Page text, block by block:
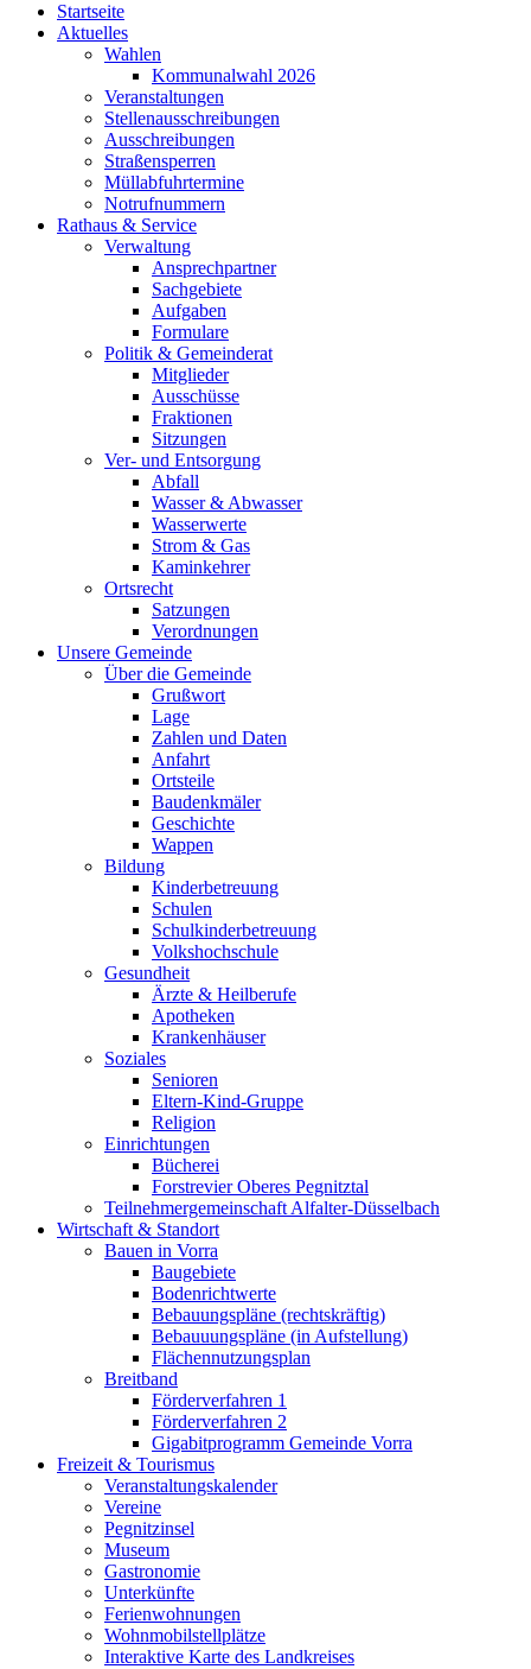
Startseite
Aktuelles
Wahlen
Kommunalwahl 2026
Veranstaltungen
Stellenausschreibungen
Ausschreibungen
Straßensperren
Müllabfuhrtermine
Notrufnummern
Rathaus & Service
Verwaltung
Ansprechpartner
Sachgebiete
Aufgaben
Formulare
Politik & Gemeinderat
Mitglieder
Ausschüsse
Fraktionen
Sitzungen
Ver- und Entsorgung
Abfall
Wasser & Abwasser
Wasserwerte
Strom & Gas
Kaminkehrer
Ortsrecht
Satzungen
Verordnungen
Unsere Gemeinde
Über die Gemeinde
Grußwort
Lage
Zahlen und Daten
Anfahrt
Ortsteile
Baudenkmäler
Geschichte
Wappen
Bildung
Kinderbetreuung
Schulen
Schulkinderbetreuung
Volkshochschule
Gesundheit
Ärzte & Heilberufe
Apotheken
Krankenhäuser
Soziales
Senioren
Eltern-Kind-Gruppe
Religion
Einrichtungen
Bücherei
Forstrevier Oberes Pegnitztal
Teilnehmergemeinschaft Alfalter-Düsselbach
Wirtschaft & Standort
Bauen in Vorra
Baugebiete
Bodenrichtwerte
Bebauungspläne (rechtskräftig)
Bebauuungspläne (in Aufstellung)
Flächennutzungsplan
Breitband
Förderverfahren 1
Förderverfahren 2
Gigabitprogramm Gemeinde Vorra
Freizeit & Tourismus
Veranstaltungskalender
Vereine
Pegnitzinsel
Museum
Gastronomie
Unterkünfte
Ferienwohnungen
Wohnmobilstellplätze
Interaktive Karte des Landkreises